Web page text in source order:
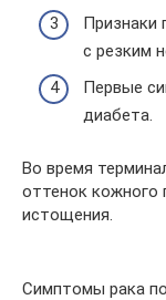
Признаки
с резким
Первые
диабета.
Во время
оттенок кожного
истощения.
Симптомы рака